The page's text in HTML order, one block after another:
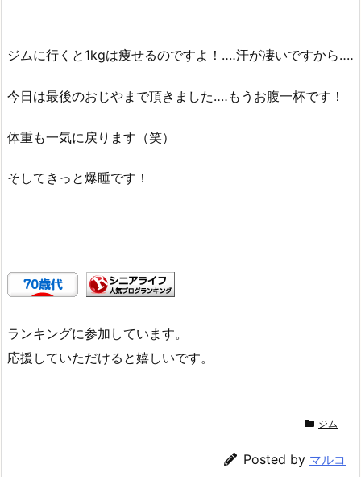
ジムに行くと1kgは痩せるのですよ！‥‥汗が凄いですから‥‥
今日は最後のおじやまで頂きました‥‥もうお腹一杯です！
体重も一気に戻ります（笑）
そしてきっと爆睡です！
ランキングに参加しています。
応援していただけると嬉しいです。
ジム
Posted by マルコ